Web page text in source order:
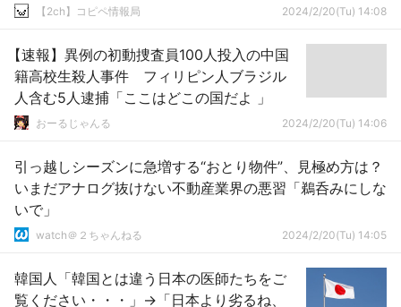
【2ch】コピペ情報局 2024/2/20(Tu) 14:08
【速報】異例の初動捜査員100人投入の中国
籍高校生殺人事件 フィリピン人ブラジル
人含む5人逮捕「ここはどこの国だよ 」
おーるじゃんる 2024/2/20(Tu) 14:06
引っ越しシーズンに急増する“おとり物件”、見極め方は？
いまだアナログ抜けない不動産業界の悪習「鵜呑みにしな
いで」
watch＠２ちゃんねる 2024/2/20(Tu) 14:05
韓国人「韓国とは違う日本の医師たちをご
覧ください・・・」→「日本より劣るね、